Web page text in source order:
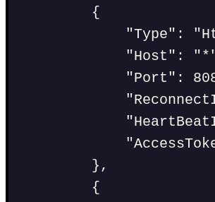
{
"Type" : "
"Host" : "*
"Port" :
"
"
"
},
{